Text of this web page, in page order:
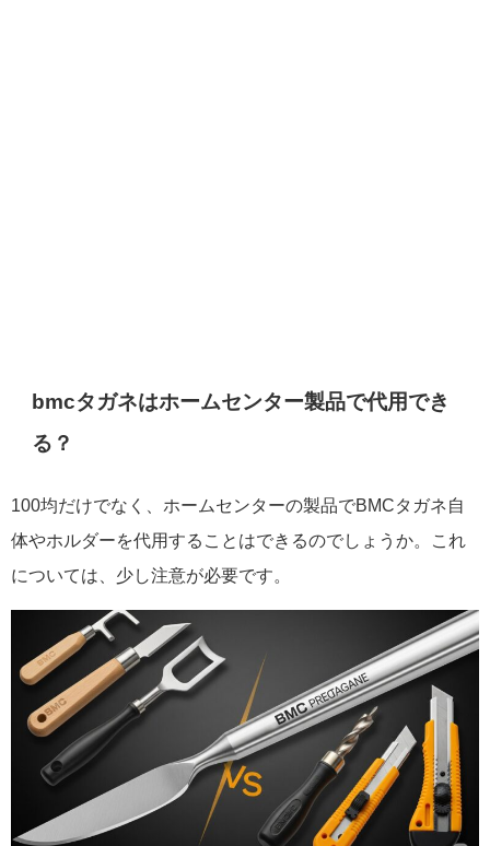
bmcタガネはホームセンター製品で代用でき
る？
100均だけでなく、ホームセンターの製品でBMCタガネ自
体やホルダーを代用することはできるのでしょうか。これ
については、少し注意が必要です。